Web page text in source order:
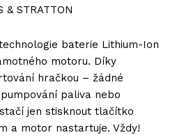
& STRATTON
baterie Lithium-Ion
motoru. Díky
hračkou – žádné
paliva nebo
jen stisknout tlačítko
a motor nastartuje. Vždy!